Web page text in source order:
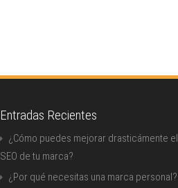
Entradas Recientes
¿Cómo puedes mejorar drasticámente el
SEO de tu marca?
¿Por qué necesitas una marca personal?